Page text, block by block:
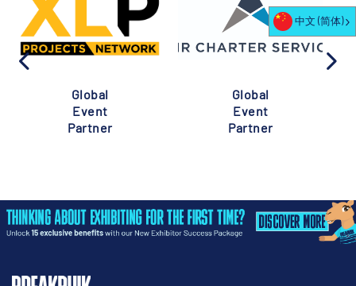
Global
Event
Partner
Global
Event
Partner
中文 (简体)